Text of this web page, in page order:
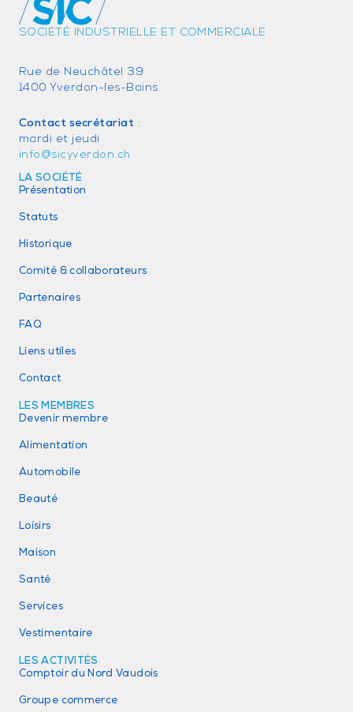
SOCIÉTÉ INDUSTRIELLE ET COMMERCIALE
Rue de Neuchâtel 39
1400 Yverdon-les-Bains
Contact secrétariat :
mardi et jeudi
info@sicyverdon.ch
LA SOCIÉTÉ
Présentation
Statuts
Historique
Comité & collaborateurs
Partenaires
FAQ
Liens utiles
Contact
LES MEMBRES
Devenir membre
Alimentation
Automobile
Beauté
Loisirs
Maison
Santé
Services
Vestimentaire
LES ACTIVITÉS
Comptoir du Nord Vaudois
Groupe commerce